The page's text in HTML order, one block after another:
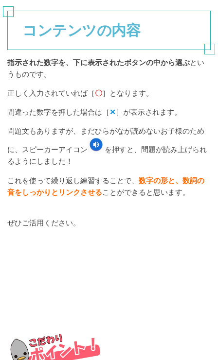
コンテンツの内容
指示された数字を、下に表示されたボタンの中から選ぶとい
うものです。
正しく入力されていれば［〇］となります。
間違った数字を押した場合は［ ✕］が表示されます。
問題文もありますが、まだひらがなが読めないお子様のため
に、スピーカーアイコン
を押すと、問題が読み上げられ
るようにしました！
これを使って繰り返し練習することで、 数字の形と、数詞の
音をしっかりとリンクさせることができると思います。
ぜひご活用ください。